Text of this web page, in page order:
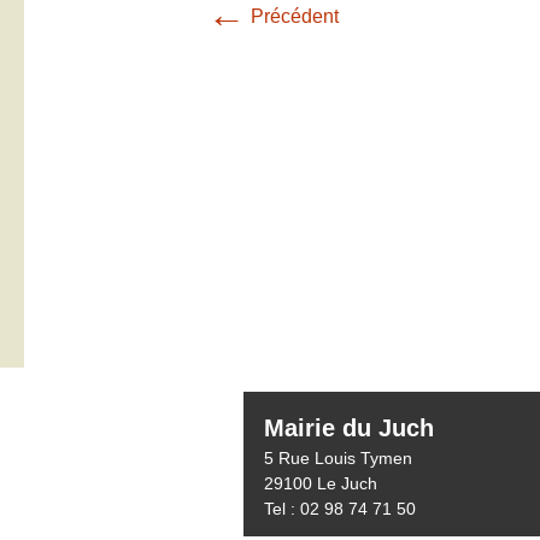
← Précédent
Mairie du Juch
5 Rue Louis Tymen
29100 Le Juch
Tel : 02 98 74 71 50